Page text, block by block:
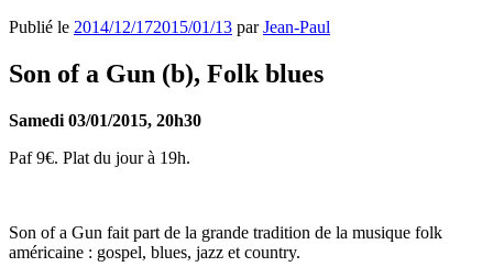
Publié le 2014/12/172015/01/13 parJean-Paul
Son of a Gun (b), Folk blues
Samedi 03/01/2015, 20h30
Paf 9€. Plat du jour à 19h.
Son of a Gun fait part de la grande tradition de la musique folk
américaine : gospel, blues, jazz et country.